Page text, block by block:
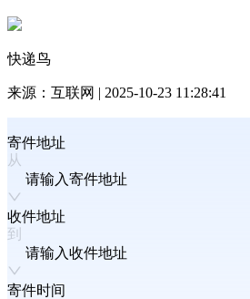
快递鸟
来源： 互联网 | 2025-10-23 11:28:41
寄件地址
请输入寄件地址
收件地址
请输入收件地址
寄件时间